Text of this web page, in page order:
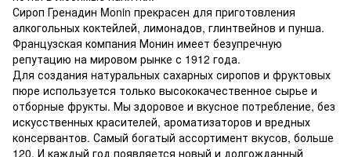
Сироп Гренадин Monin прекрасен для приготовления
алкогольных коктейлей, лимонадов, глинтвейнов и пунша.
Французская компания Монин имеет безупречную
репутацию на мировом рынке с 1912 года.
Для создания натуральных сахарных сиропов и фруктовых
пюре используется только высококачественное сырье и
отборные фрукты. Мы здоровое и вкусное потребление, без
искусственных красителей, ароматизаторов и вредных
консервантов. Самый богатый ассортимент вкусов, больше
120. И каждый год появляется новый и долгожданный